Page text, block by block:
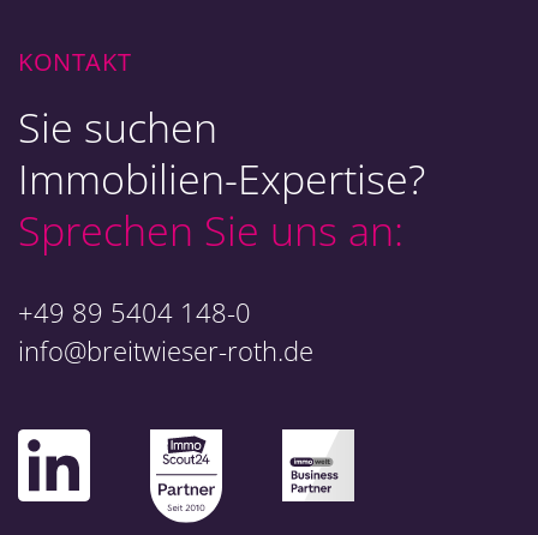
KONTAKT
Sie suchen
Immobilien-Expertise?
Sprechen Sie uns an:
+49 89 5404 148-0
info@breitwieser-roth.de